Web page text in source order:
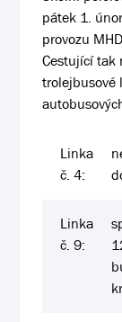
pátek 1.
provozu
Cestující tak
trolejbusové
Linka
č. 4:
Linka
č. 9: